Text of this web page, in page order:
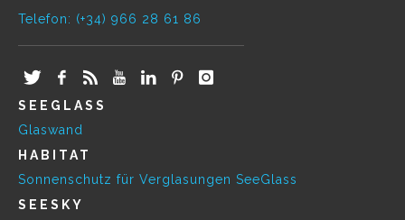
Telefon: (+34) 966 28 61 86
SEEGLASS
Glaswand
HABITAT
Sonnenschutz für Verglasungen SeeGlass
SEESKY